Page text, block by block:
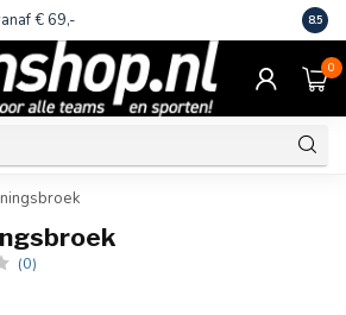
€ 69,- Eigen
8.5
0
(0)